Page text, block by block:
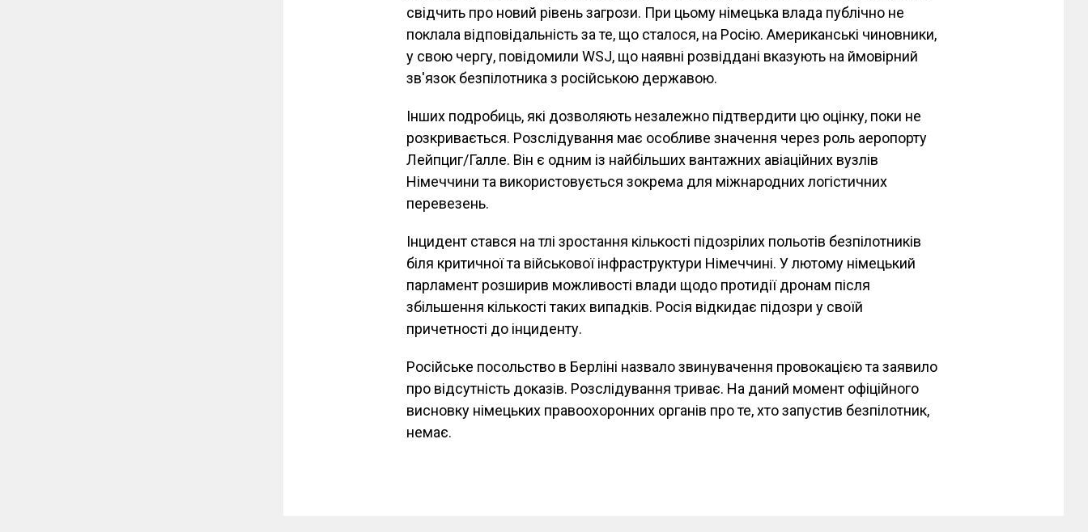
свідчить про новий рівень загрози. При цьому німецька влада публічно не
поклала відповідальність за те, що сталося, на Росію. Американські чиновники,
у свою чергу, повідомили WSJ, що наявні розвіддані вказують на ймовірний
зв'язок безпілотника з російською державою.
Інших подробиць, які дозволяють незалежно підтвердити цю оцінку, поки не
розкривається. Розслідування має особливе значення через роль аеропорту
Лейпциг/Галле. Він є одним із найбільших вантажних авіаційних вузлів
Німеччини та використовується зокрема для міжнародних логістичних
перевезень.
Інцидент стався на тлі зростання кількості підозрілих польотів безпілотників
біля критичної та військової інфраструктури Німеччині. У лютому німецький
парламент розширив можливості влади щодо протидії дронам після
збільшення кількості таких випадків. Росія відкидає підозри у своїй
причетності до інциденту.
Російське посольство в Берліні назвало звинувачення провокацією та заявило
про відсутність доказів. Розслідування триває. На даний момент офіційного
висновку німецьких правоохоронних органів про те, хто запустив безпілотник,
немає.